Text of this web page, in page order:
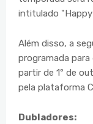
intitulado "Happy
Além disso, a
programada
partir de 1º de
pela plataforma
Dubladores: